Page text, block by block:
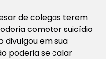
de colegas terem
cometer suicídio
divulgou em sua
poderia se calar